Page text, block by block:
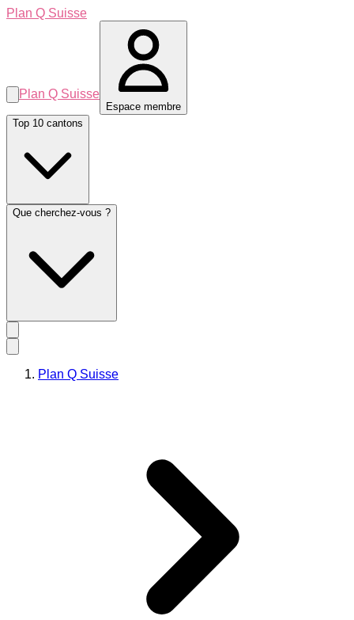
Plan Q Suisse
Plan Q Suisse
Espace membre
Top 10 cantons
Que cherchez-vous ?
Plan Q Suisse